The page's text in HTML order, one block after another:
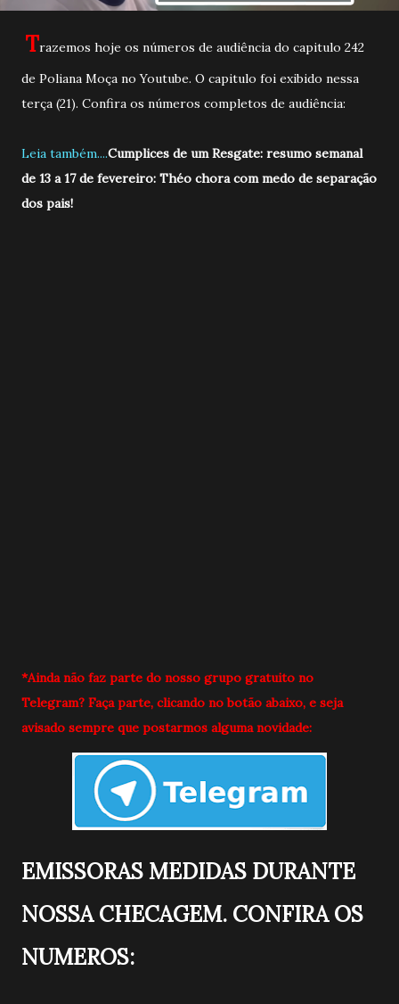
Trazemos hoje os números de audiência do capitulo 242
de Poliana Moça no Youtube. O capitulo foi exibido nessa
terça (21). Confira os números completos de audiência:
Leia também....Cumplices de um Resgate: resumo semanal
de 13 a 17 de fevereiro: Théo chora com medo de separação
dos pais!
*Ainda não faz parte do nosso grupo gratuito no
Telegram? Faça parte, clicando no botão abaixo, e seja
avisado sempre que postarmos alguma novidade:
EMISSORAS MEDIDAS DURANTE
NOSSA CHECAGEM. CONFIRA OS
NUMEROS: